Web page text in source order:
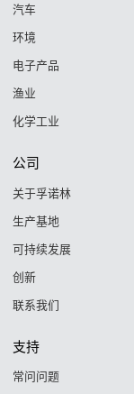
汽车
环境
电子产品
渔业
化学工业
公司
关于孚诺林
生产基地
可持续发展
创新
联系我们
支持
常问问题